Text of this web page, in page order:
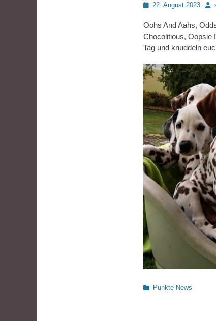
Posted22. August 2023
Oohs And Aahs,
Chocolitious, Oopsie
Tag und knuddeln
Kategorien
Punkte News